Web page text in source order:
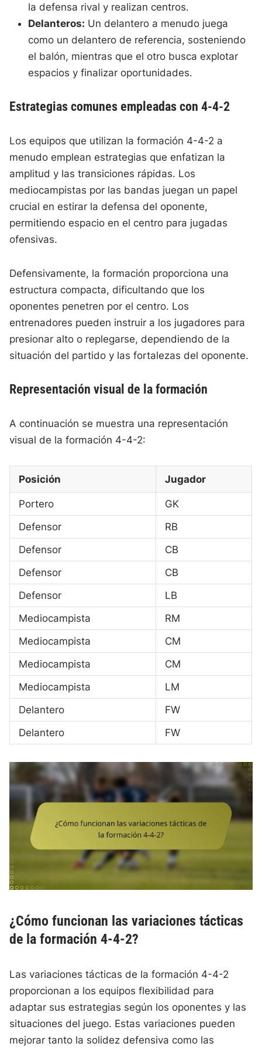
la defensa rival y realizan centros.
Delanteros: Un delantero a menudo juega
como un delantero de referencia, sosteniendo
el balón, mientras que el otro busca explotar
espacios y finalizar oportunidades.
Estrategias comunes empleadas con 4-4-2
Los equipos que utilizan la formación 4-4-2 a
menudo emplean estrategias que enfatizan la
amplitud y las transiciones rápidas. Los
mediocampistas por las bandas juegan un papel
crucial en estirar la defensa del oponente,
permitiendo espacio en el centro para jugadas
ofensivas.
Defensivamente, la formación proporciona una
estructura compacta, dificultando que los
oponentes penetren por el centro. Los
entrenadores pueden instruir a los jugadores para
presionar alto o replegarse, dependiendo de la
situación del partido y las fortalezas del oponente.
Representación visual de la formación
A continuación se muestra una representación
visual de la formación 4-4-2:
Posición Jugador
Portero
GK
Defensor
RB
Defensor
CB
Defensor
CB
Defensor
LB
Mediocampista
RM
Mediocampista
CM
Mediocampista
CM
Mediocampista
LM
Delantero
FW
Delantero
FW
¿Cómo funcionan las variaciones tácticas
de la formación 4-4-2?
Las variaciones tácticas de la formación 4-4-2
proporcionan a los equipos flexibilidad para
adaptar sus estrategias según los oponentes y las
situaciones del juego. Estas variaciones pueden
mejorar tanto la solidez defensiva como las